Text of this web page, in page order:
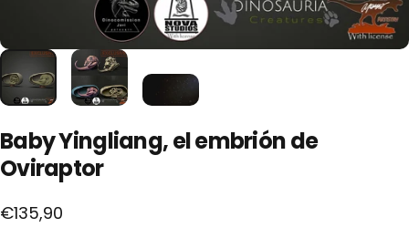
BabyYingliang,elembriónde
Oviraptor
€135,90